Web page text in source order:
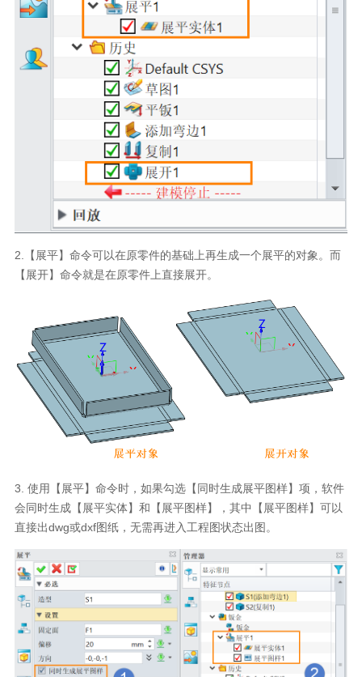
2.【展平】命令可以在原零件的基础上再生成一个展平的对象。而
【展开】命令就是在原零件上直接展开。
3. 使用【展平】命令时，如果勾选【同时生成展平图样】项，软件
会同时生成【展平实体】和【展平图样】，其中【展平图样】可以
直接出dwg或dxf图纸，无需再进入工程图状态出图。